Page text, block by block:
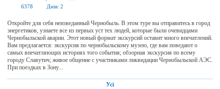
6378
Днів: 2
Откройте для себя неизведанный Чернобыль. В этом туре вы отправитесь в город
энергетиков, узнаете все из первых уст тех людей, которые были очевидцами
Чернобыльской аварии. Этот новый формат экскурсий оставит много впечатлений.
Вам предлагается: экскурсия по чернобыльскому музею, где вам поведают о
самых впечатляющих историях того события; обзорная экскурсия по всему
городу Славутич; живое общение с участниками ликвидации Чернобыльской АЭС.
При поездках в Зону...
Усі